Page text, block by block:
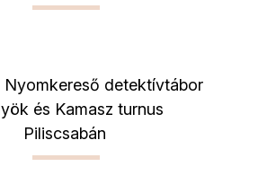
Nyomkereső detektívtábor
és Kamasz turnus
Piliscsabán